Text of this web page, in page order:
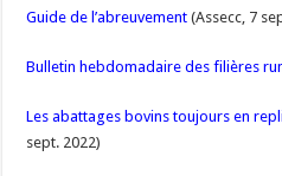
Guide de l’abreuvement (Assecc, 7
Bulletin hebdomadaire des filières
Les abattages bovins toujours en repli
sept. 2022)